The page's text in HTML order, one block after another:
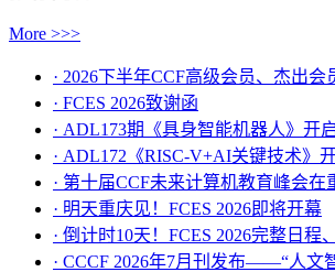
More >>>
· 2026下半年CCF高级会员、杰出会
· FCES 2026致谢函
· ADL173期《具身智能机器人》开
· ADL172《RISC-V+AI关键技术》
· 第十届CCF未来计算机教育峰会在
· ​明天重庆见！FCES 2026即将开幕
· 倒计时10天！FCES 2026完整日程
· CCCF 2026年7月刊发布——“人文